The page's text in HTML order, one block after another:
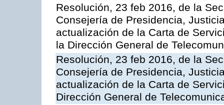
Resolución, 23 feb 2016, de la
Consejería de Presidencia,
actualización de la Carta de
la Dirección General de
Resolución, 23 feb 2016, de la
Consejería de Presidencia,
actualización de la Carta de
Dirección General de